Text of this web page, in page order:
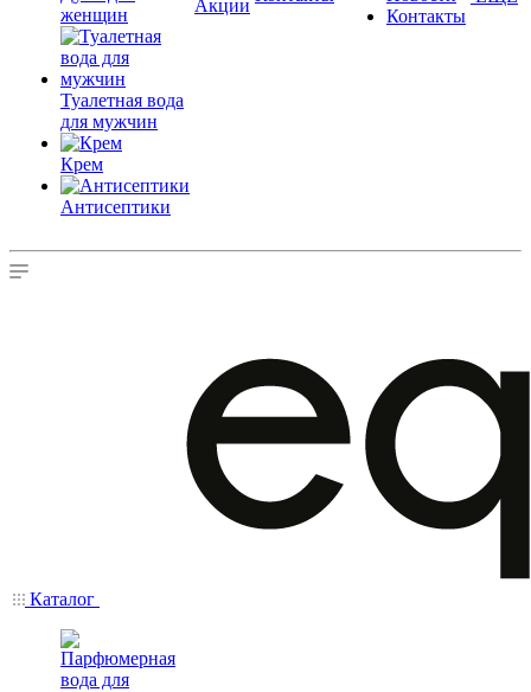
женщин
Туалетная вода
для мужчин
Крем
Антисептики
Акции
Контакты
Каталог